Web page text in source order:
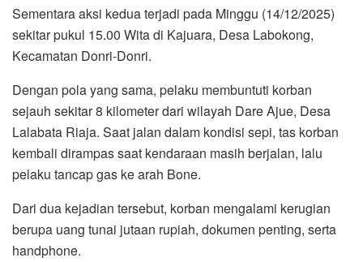
Sementara aksi kedua terjadi pada Minggu (14/12/2025)
sekitar pukul 15.00 Wita di Kajuara, Desa Labokong,
Kecamatan Donri-Donri.
Dengan pola yang sama, pelaku membuntuti korban
sejauh sekitar 8 kilometer dari wilayah Dare Ajue, Desa
Lalabata Riaja. Saat jalan dalam kondisi sepi, tas korban
kembali dirampas saat kendaraan masih berjalan, lalu
pelaku tancap gas ke arah Bone.
Dari dua kejadian tersebut, korban mengalami kerugian
berupa uang tunai jutaan rupiah, dokumen penting, serta
handphone.